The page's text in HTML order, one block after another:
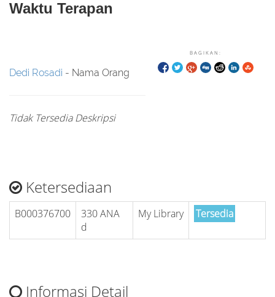
Waktu Terapan
BAGIKAN:
Dedi Rosadi - Nama Orang
Tidak Tersedia Deskripsi
Ketersediaan
B000376700
330 ANA
d
My Library Tersedia
Informasi Detail